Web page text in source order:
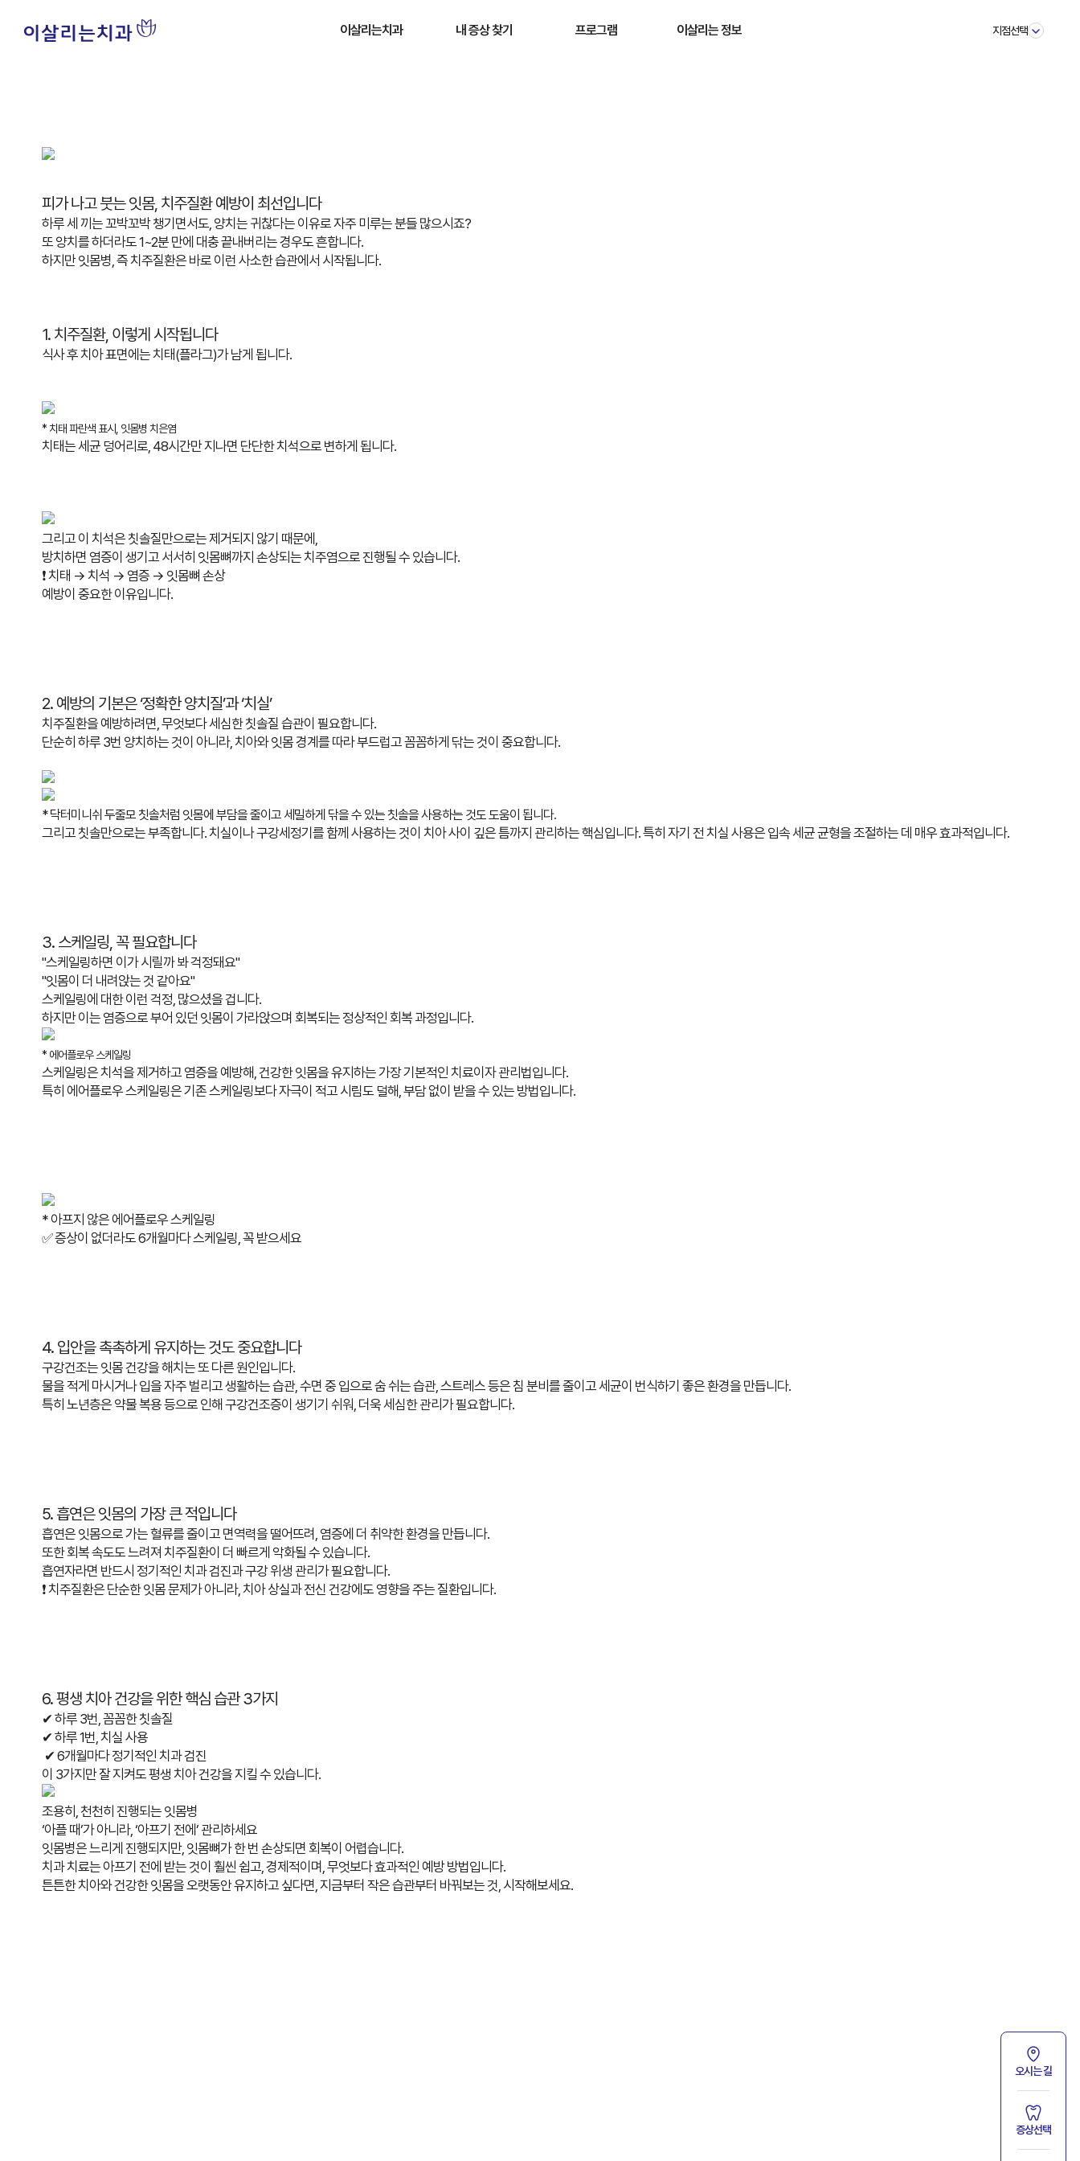
이살리는치과 내 증상 찾기
충치 있는것 같아요
프로그램 이살리는 정보 지점선택
오시는 길
증상선택
피가 나고 붓는 잇몸, 치주질환 예방이 최선입니다
하루 세 끼는 꼬박꼬박 챙기면서도, 양치는 귀찮다는 이유로 자주 미루는 분들 많으시죠?
또 양치를 하더라도 1~2분 만에 대충 끝내버리는 경우도 흔합니다.
하지만잇몸병, 즉 치주질환은 바로 이런 사소한 습관에서 시작됩니다.
1. 치주질환, 이렇게 시작됩니다
식사 후 치아 표면에는 치태(플라그)가 남게 됩니다.
* 치태 파란색 표시, 잇몸병 치은염
치태는 세균 덩어리로, 48시간만 지나면 단단한 치석으로 변하게 됩니다.
그리고 이 치석은 칫솔질만으로는 제거되지 않기 때문에,
방치하면 염증이 생기고 서서히 잇몸뼈까지 손상되는 치주염으로 진행될 수 있습니다.
❗ 치태 → 치석 → 염증 → 잇몸뼈 손상
예방이 중요한 이유입니다.
2. 예방의 기본은 ‘정확한 양치질’과 ‘치실’
치주질환을 예방하려면, 무엇보다 세심한 칫솔질 습관이 필요합니다.
단순히 하루 3번 양치하는 것이 아니라,치아와 잇몸 경계를 따라 부드럽고 꼼꼼하게 닦는 것이 중요합니다.
* 닥터미니쉬 두줄모 칫솔처럼 잇몸에 부담을 줄이고 세밀하게 닦을 수 있는 칫솔을 사용하는 것도 도움이 됩니다.
그리고 칫솔만으로는 부족합니다.치실이나 구강세정기를 함께 사용하는 것이 치아 사이 깊은 틈까지 관리하는 핵심입니다.특히 자기 전 치실 사용은 입속 세균 균형을 조절하는 데 매우 효과적입니다.
3. 스케일링, 꼭 필요합니다
"스케일링하면 이가 시릴까 봐 걱정돼요"
"잇몸이 더 내려앉는 것 같아요"
스케일링에 대한 이런 걱정, 많으셨을 겁니다.
하지만 이는 염증으로 부어 있던 잇몸이 가라앉으며 회복되는 정상적인 회복 과정입니다.
* 에어플로우 스케일링
스케일링은 치석을 제거하고 염증을 예방해,건강한 잇몸을 유지하는 가장 기본적인 치료이자 관리법입니다.
특히 에어플로우 스케일링은 기존 스케일링보다자극이 적고 시림도 덜해, 부담 없이 받을 수 있는 방법입니다.
* 아프지 않은 에어플로우 스케일링
✅ 증상이 없더라도 6개월마다 스케일링, 꼭 받으세요
4. 입안을 촉촉하게 유지하는 것도 중요합니다
구강건조는 잇몸 건강을 해치는 또 다른 원인입니다.
물을 적게 마시거나 입을 자주 벌리고 생활하는 습관,수면 중 입으로 숨 쉬는 습관, 스트레스 등은 침 분비를 줄이고 세균이 번식하기 좋은 환경을 만듭니다.
특히 노년층은 약물 복용 등으로 인해 구강건조증이 생기기 쉬워, 더욱 세심한 관리가 필요합니다.
5. 흡연은 잇몸의 가장 큰 적입니다
흡연은 잇몸으로 가는 혈류를 줄이고 면역력을 떨어뜨려, 염증에 더 취약한 환경을 만듭니다.
또한 회복 속도도 느려져 치주질환이 더 빠르게 악화될 수 있습니다.
흡연자라면 반드시 정기적인 치과 검진과 구강 위생 관리가 필요합니다.
❗ 치주질환은 단순한 잇몸 문제가 아니라,치아 상실과 전신 건강에도 영향을 주는 질환입니다.
6. 평생 치아 건강을 위한 핵심 습관 3가지
✔ 하루 3번, 꼼꼼한 칫솔질
✔ 하루 1번, 치실 사용
✔ 6개월마다 정기적인 치과 검진
이 3가지만 잘 지켜도평생 치아 건강을 지킬 수 있습니다.
조용히, 천천히 진행되는 잇몸병
‘아플 때’가 아니라, ‘아프기 전에’ 관리하세요
잇몸병은 느리게 진행되지만, 잇몸뼈가 한 번 손상되면 회복이 어렵습니다.
치과 치료는 아프기 전에 받는 것이 훨씬 쉽고, 경제적이며, 무엇보다 효과적인 예방 방법입니다.
튼튼한 치아와 건강한 잇몸을 오랫동안 유지하고 싶다면, 지금부터 작은 습관부터 바꿔보는 것, 시작해보세요.